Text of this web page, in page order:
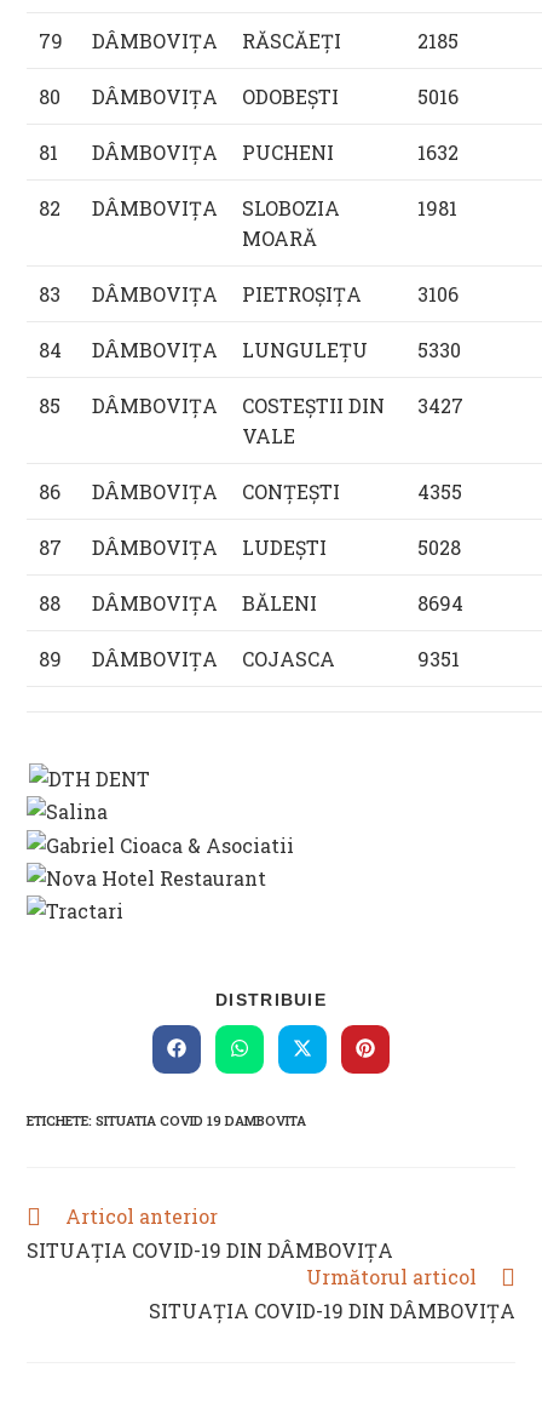
79 DÂMBOVIŢA RĂSCĂEŢI 2185
80 DÂMBOVIŢA ODOBEŞTI 5016
81 DÂMBOVIŢA PUCHENI 1632
82 DÂMBOVIŢA
SLOBOZIA
MOARĂ
1981
83 DÂMBOVIŢA PIETROŞIŢA 3106
84 DÂMBOVIŢA LUNGULEŢU 5330
85 DÂMBOVIŢA
COSTEŞTII DIN
VALE
3427
86 DÂMBOVIŢA CONŢEŞTI 4355
87 DÂMBOVIŢA LUDEŞTI 5028
88 DÂMBOVIŢA BĂLENI 8694
89 DÂMBOVIŢA COJASCA 9351
DISTRIBUIE
THIS
CONTENT
Opens
in
window
Opens
in
window
Opens
in
window
Opens
in
ETICHETE:SITUATIA COVID 19 DAMBOVITA
READ
ARTICLES
Articol anterior
SITUAȚIA COVID-19 DIN DÂMBOVIȚA
Următorul articol
SITUAȚIA COVID-19 DIN DÂMBOVIȚA